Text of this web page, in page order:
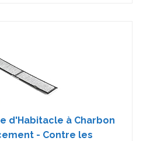
d'Habitacle à Charbon
- Contre les